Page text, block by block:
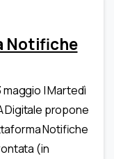
Notifiche
| Martedì
Digitale propone
Notifiche
(in